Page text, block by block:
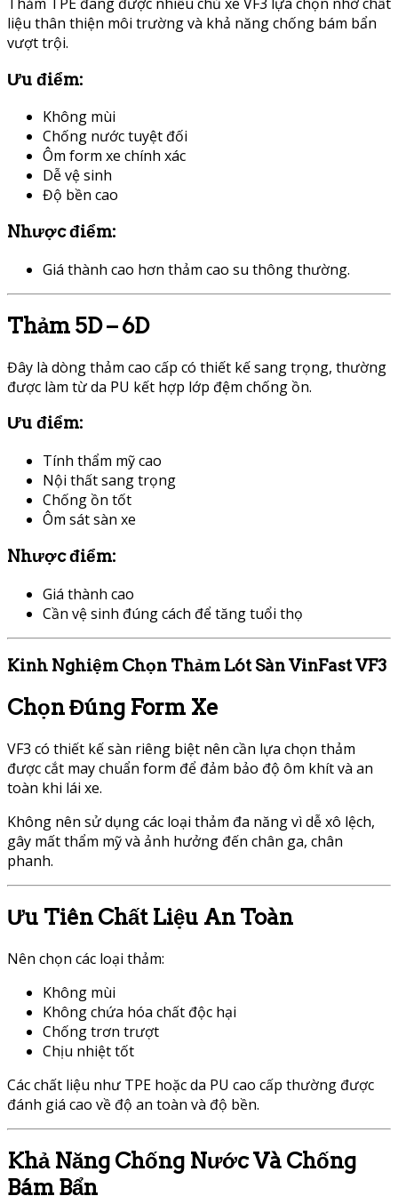
liệu thân thiện môi trường và khả năng chống bám bẩn
vượt trội.
Ưu điểm:
Không mùi
Chống nước tuyệt đối
Ôm form xe chính xác
Dễ vệ sinh
Độ bền cao
Nhược điểm:
Giá thành cao hơn thảm cao su thông thường.
Thảm 5D – 6D
Đây là dòng thảm cao cấp có thiết kế sang trọng, thường
được làm từ da PU kết hợp lớp đệm chống ồn.
Ưu điểm:
Tính thẩm mỹ cao
Nội thất sang trọng
Chống ồn tốt
Ôm sát sàn xe
Nhược điểm:
Giá thành cao
Cần vệ sinh đúng cách để tăng tuổi thọ
Kinh Nghiệm Chọn Thảm Lót Sàn VinFast VF3
Chọn Đúng Form Xe
VF3 có thiết kế sàn riêng biệt nên cần lựa chọn thảm
được cắt may chuẩn form để đảm bảo độ ôm khít và an
toàn khi lái xe.
Không nên sử dụng các loại thảm đa năng vì dễ xô lệch,
gây mất thẩm mỹ và ảnh hưởng đến chân ga, chân
phanh.
Ưu Tiên Chất Liệu An Toàn
Nên chọn các loại thảm:
Không mùi
Không chứa hóa chất độc hại
Chống trơn trượt
Chịu nhiệt tốt
Các chất liệu như TPE hoặc da PU cao cấp thường được
đánh giá cao về độ an toàn và độ bền.
Khả Năng Chống Nước Và Chống
Bám Bẩn